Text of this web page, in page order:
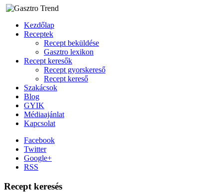
Kezdőlap
Receptek
Recept beküldése
Gasztro lexikon
Recept keresők
Recept gyorskereső
Recept kereső
Szakácsok
Blog
GYIK
Médiaajánlat
Kapcsolat
Facebook
Twitter
Google+
RSS
Recept keresés